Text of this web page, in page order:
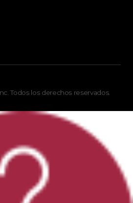
Todos los derechos reservados.